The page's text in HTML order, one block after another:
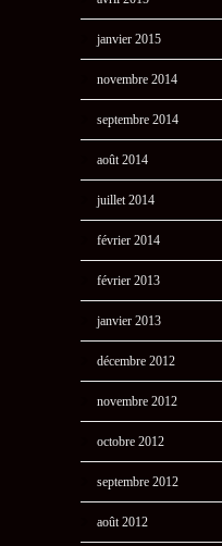
janvier 2015
novembre 2014
septembre 2014
août 2014
juillet 2014
février 2014
février 2013
janvier 2013
décembre 2012
novembre 2012
octobre 2012
septembre 2012
août 2012